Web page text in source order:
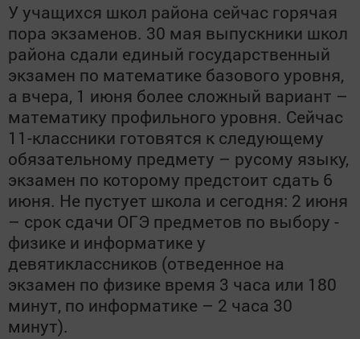
У учащихся школ района сейчас горячая
пора экзаменов. 30 мая выпускники школ
района сдали единый государственный
экзамен по математике базового уровня,
а вчера, 1 июня более сложный вариант –
математику профильного уровня. Сейчас
11-классники готовятся к следующему
обязательному предмету – русому языку,
экзамен по которому предстоит сдать 6
июня. Не пустует школа и сегодня: 2 июня
– срок сдачи ОГЭ предметов по выбору -
физике и информатике у
девятиклассников (отведенное на
экзамен по физике время 3 часа или 180
минут, по информатике – 2 часа 30
минут).